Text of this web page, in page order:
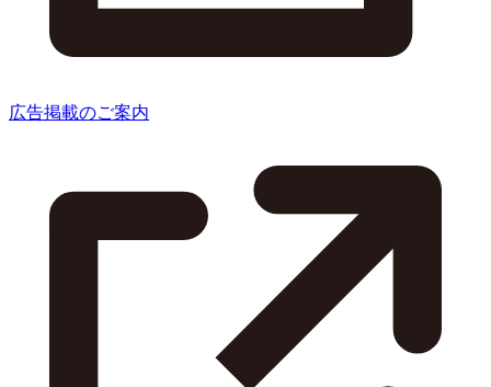
広告掲載のご案内